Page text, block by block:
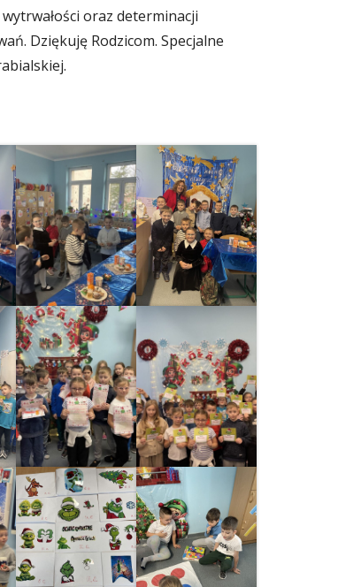
oraz determinacji
Dziękuję Rodzicom. Specjalne